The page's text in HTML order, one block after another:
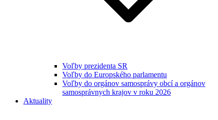
Voľby prezidenta SR
Voľby do Europského parlamentu
Voľby do orgánov samosprávy obcí a orgánov
samosprávnych krajov v roku 2026
Aktuality